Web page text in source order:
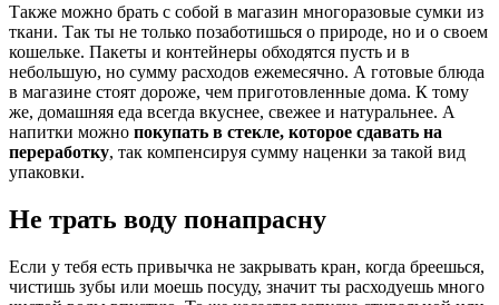
Также можно брать с собой в магазин многоразовые сумки из
ткани. Так ты не только позаботишься о природе, но и о своем
кошельке. Пакеты и контейнеры обходятся пусть и в
небольшую, но сумму расходов ежемесячно. А готовые блюда
в магазине стоят дороже, чем приготовленные дома. К тому
же, домашняя еда всегда вкуснее, свежее и натуральнее. А
напитки можно покупать в стекле, которое сдавать на
переработку, так компенсируя сумму наценки за такой вид
упаковки.
Не трать воду понапрасну
Если у тебя есть привычка не закрывать кран, когда бреешься,
чистишь зубы или моешь посуду, значит ты расходуешь много